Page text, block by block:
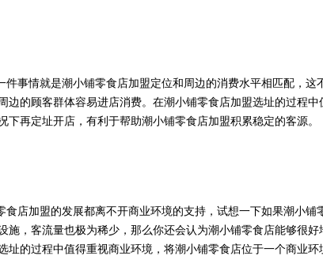
件事情就是潮小铺零食店加盟定位和周边的消费水平相匹配，这
边的顾客群体容易进店消费。在潮小铺零食店加盟选址的过程
下再定址开店，有利于帮助潮小铺零食店加盟积累稳定的客源。
食店加盟的发展都离不开商业环境的支持，试想一下如果潮小铺
施，客流量也极为稀少，那么你还会认为潮小铺零食店能够很好
址的过程中值得重视商业环境，将潮小铺零食店位于一个商业